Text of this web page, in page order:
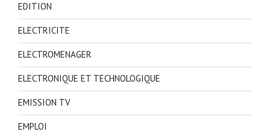
EDITION
ELECTRICITE
ELECTROMENAGER
ELECTRONIQUE ET TECHNOLOGIQUE
EMISSION TV
EMPLOI